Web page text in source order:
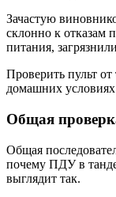
Зачастую
склонно к отказам
питания,
Проверить пульт
домашних
Общая
Общая
почему ПДУ в
выглядит так.